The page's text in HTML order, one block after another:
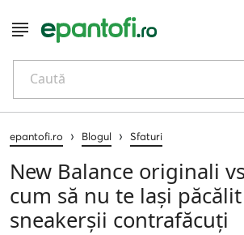
Caută
epantofi.ro › Blogul › Sfaturi
New Balance originali
cum să nu te lași
sneakerșii contrafăcuți